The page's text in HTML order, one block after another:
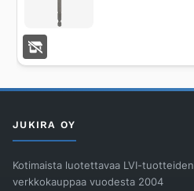
JUKIRA OY
Kotimaista luotettavaa LVI-tuotteiden
verkkokauppaa vuodesta 2004